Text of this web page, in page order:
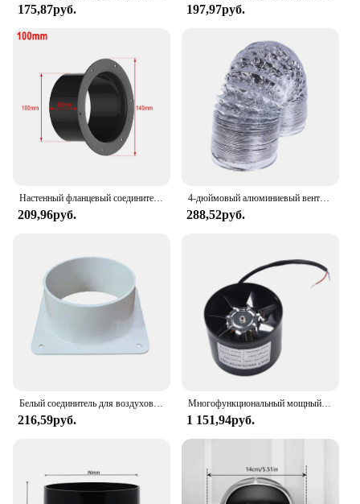
175,87руб. 197,97руб.
Настенный фланцевый соединитель ABS, переходник для вентиляционной трубы, Круглый соединитель для вентиляционной трубы, соединение для воздуховода 100/125/150 мм
209,96руб.
4-дюймовый алюминиевый вентиляционный шланг, гибкий вытяжной воздуховод 1,5 м
288,52руб.
Белый соединитель для воздуховодов, фланец, прямая вентиляционная труба, квадратный нижний канал, инструменты для воздуховодов, простая установка
216,59руб.
Многофункциональный мощный бесшумный вытяжной вентилятор 4 дюйма 6 дюймов
1 151,94руб.